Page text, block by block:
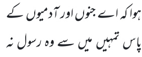
کہ اے جنوں اور آدمیوں کے
تمہیں میں سے وہ رسول نہ